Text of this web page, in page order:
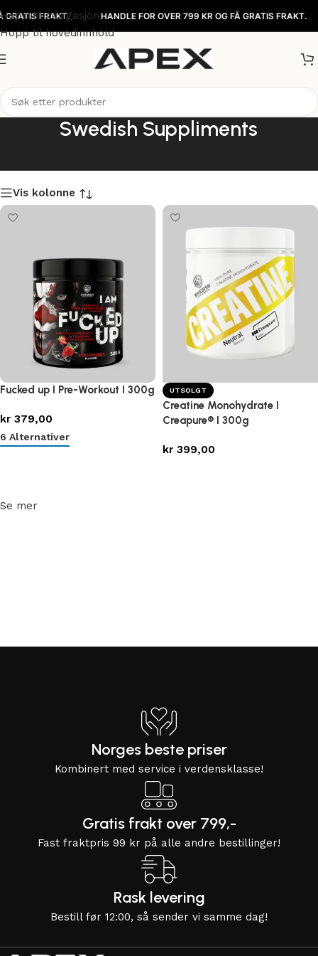
FRAKT. HANDLE FOR OVER 799 KR OG FÅ GRATIS FRAKT.
Hopp til navigasjon
Hopp til hovedinnhold
Swedish Suppliments
Vis kolonne
Fucked up I Pre-Workout I 300g
kr 379,00
6 Alternativer
UTSOLGT
Creatine Monohydrate I
Creapure® I 300g
kr 399,00
Se mer
Norges beste priser
Kombinert med service i verdensklasse!
Gratis frakt over 799,-
Fast fraktpris 99 kr på alle andre bestillinger!
Rask levering
Bestill før 12:00, så sender vi samme dag!